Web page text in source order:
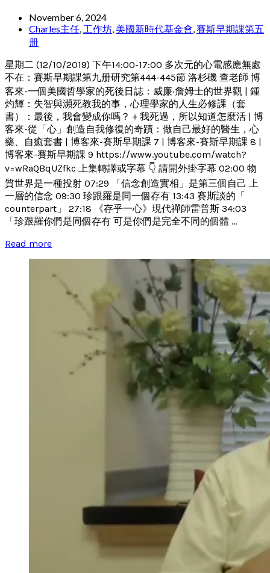
November 6, 2024
Charles主任 工作坊 美國新時代基金會 賽斯早期課第五
册
星期二 (12/10/2019) 下午14:00-17:00 多次元的心電感應無處
不在：賽斯早期課第九册研究第444-445節 洛杉磯 查老師 博
客來-一個美國哲學家的死後日誌：威廉‧詹姆士的世界觀 | 鍾
灼輝：失智與瀕死教我的事，心理學家的人生必修課（套
書）：最後，我會變成你嗎？＋我死過，所以知道怎麼活 | 博
客來-從「心」創造自我修復的奇蹟：做自己最好的醫生，心
藥、自癒套書 | 博客來-賽斯早期課 7 | 博客來-賽斯早期課 8 |
博客來-賽斯早期課 9 https://www.youtube.com/watch?
v=wRaQBqUZfkc 上集轉譯或字幕 👇 請開外掛字幕 02:00 物
質世界是一種投射 07:29 「信念創造實相」是第三個自己 上
一層的信念 09:30 珍跟羅是同一個存有 13:43 賽斯談的「
counterpart」 27:18 《存乎一心》現代禪師雷普斯 34:03
「珍跟羅你們是同個存有 可是你們是完全不同的個體 ...
Read more